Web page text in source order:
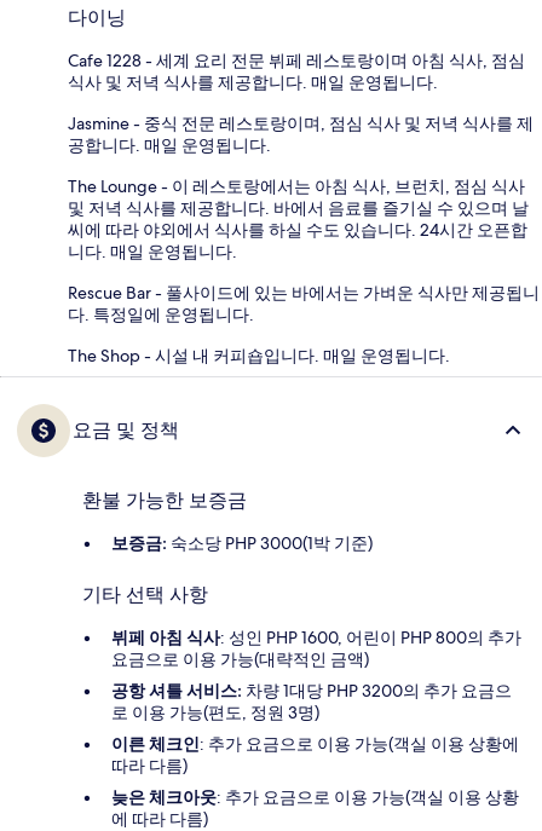
다이닝
Cafe 1228 - 세계 요리 전문 뷔페 레스토랑이며 아침 식사, 점심
식사 및 저녁 식사를 제공합니다. 매일 운영됩니다.
Jasmine - 중식 전문 레스토랑이며, 점심 식사 및 저녁 식사를 제
공합니다. 매일 운영됩니다.
The Lounge - 이 레스토랑에서는 아침 식사, 브런치, 점심 식사
및 저녁 식사를 제공합니다. 바에서 음료를 즐기실 수 있으며 날
씨에 따라 야외에서 식사를 하실 수도 있습니다. 24시간 오픈합
니다. 매일 운영됩니다.
Rescue Bar - 풀사이드에 있는 바에서는 가벼운 식사만 제공됩니
다. 특정일에 운영됩니다.
The Shop - 시설 내 커피숍입니다. 매일 운영됩니다.
요금 및 정책
환불 가능한 보증금
보증금: 숙소당 PHP 3000(1박 기준)
기타 선택 사항
뷔페 아침 식사: 성인 PHP 1600, 어린이 PHP 800의 추가
요금으로 이용 가능(대략적인 금액)
공항 셔틀 서비스: 차량 1대당 PHP 3200의 추가 요금으
로 이용 가능(편도, 정원 3명)
이른 체크인: 추가 요금으로 이용 가능(객실 이용 상황에
따라 다름)
늦은 체크아웃: 추가 요금으로 이용 가능(객실 이용 상황
에 따라 다름)